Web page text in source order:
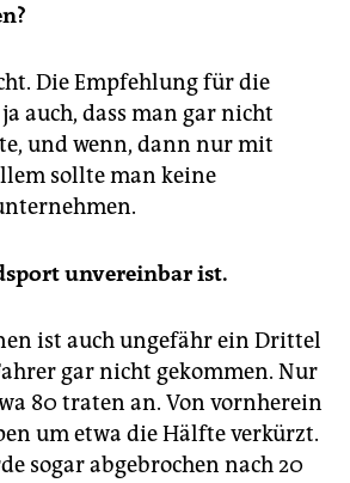
Die Empfehlung für die
auch, dass man gar nicht
und wenn, dann nur mit
sollte man keine
unvereinbar ist.
ist auch ungefähr ein Drittel
gar nicht gekommen. Nur
80 traten an. Von vornherein
um etwa die Hälfte verkürzt.
sogar abgebrochen nach 20